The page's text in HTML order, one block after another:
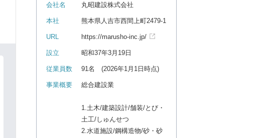
会社名 丸昭建設株式会社
本社 熊本県人吉市西間上町2479-1
URL https://marusho-inc.jp/
設立 昭和37年3月19日
従業員数 91名 (2026年1月1日時点)
事業概要 総合建設業
1.土木/建築設計/舗装/とび・
土工/しゅんせつ
2.水道施設/鋼構造物/砂・砂